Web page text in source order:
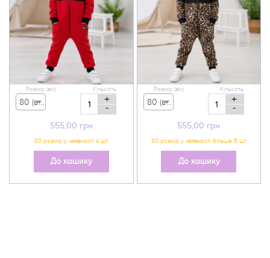
555,00 грн
Розмір (вік)
80 (вік 9-12 міс) - 555,00 грн
Кількість
+
-
До кошику
555,00 грн
Розмір (вік)
80 (вік 9-12 міс) - 555,00 грн
Кількість
+
-
До кошику